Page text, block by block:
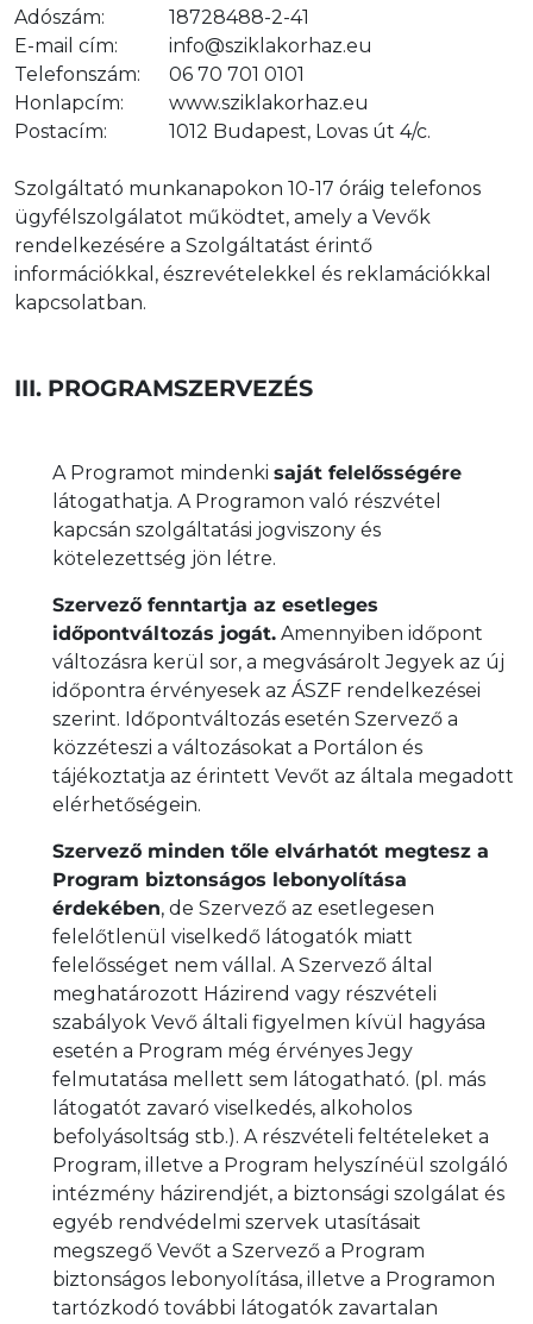
Adószám:
18728488-2-41
E-mail cím:
info@sziklakorhaz.eu
Telefonszám:
06 70 701 0101
Honlapcím:
www.sziklakorhaz.eu
Postacím:
1012 Budapest, Lovas út 4/c.
Szolgáltató munkanapokon 10-17 óráig telefonos
ügyfélszolgálatot működtet, amely a Vevők
rendelkezésére a Szolgáltatást érintő
információkkal, észrevételekkel és reklamációkkal
kapcsolatban.
III. PROGRAMSZERVEZÉS
A Programot mindenki saját felelősségére
látogathatja. A Programon való részvétel
kapcsán szolgáltatási jogviszony és
kötelezettség jön létre.
Szervező fenntartja az esetleges
időpontváltozás jogát. Amennyiben időpont
változásra kerül sor, a megvásárolt Jegyek az új
időpontra érvényesek az ÁSZF rendelkezései
szerint. Időpontváltozás esetén Szervező a
közzéteszi a változásokat a Portálon és
tájékoztatja az érintett Vevőt az általa megadott
elérhetőségein.
Szervező minden tőle elvárhatót megtesz a
Program biztonságos lebonyolítása
érdekében, de Szervező az esetlegesen
felelőtlenül viselkedő látogatók miatt
felelősséget nem vállal. A Szervező által
meghatározott Házirend vagy részvételi
szabályok Vevő általi figyelmen kívül hagyása
esetén a Program még érvényes Jegy
felmutatása mellett sem látogatható. (pl. más
látogatót zavaró viselkedés, alkoholos
befolyásoltság stb.). A részvételi feltételeket a
Program, illetve a Program helyszínéül szolgáló
intézmény házirendjét, a biztonsági szolgálat és
egyéb rendvédelmi szervek utasításait
megszegő Vevőt a Szervező a Program
biztonságos lebonyolítása, illetve a Programon
tartózkodó további látogatók zavartalan